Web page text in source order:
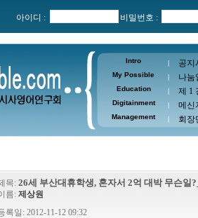
아이디 : 비밀번호 :
Intro | 공지
My Possible | 나눔
Education | 제 1
Digitainment | 메신
Management | 회장
목: 26세 부산대휴학생, 혼자서 2억 대박 무슨일
름: 제상원
록일: 2012-11-12 09:32